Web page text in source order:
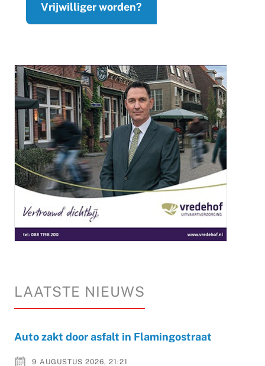
Vrijwilliger worden?
LAATSTE NIEUWS
Auto zakt door asfalt in Flamingostraat
9 AUGUSTUS 2026, 21:21